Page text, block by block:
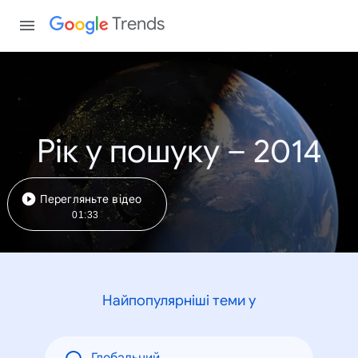
Trends
Рік у пошуку – 2014
Перегляньте відео
01:33
Найпопулярніші теми у